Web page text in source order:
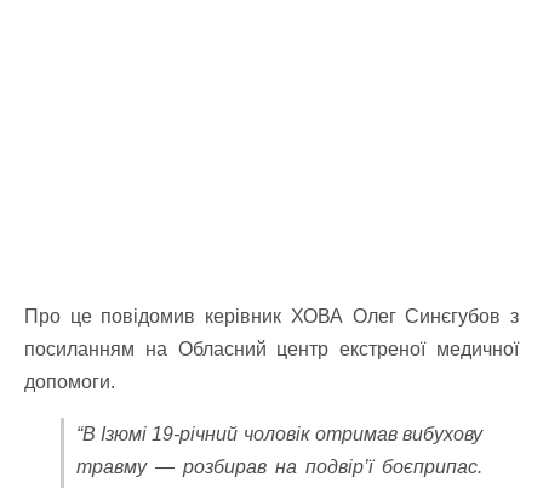
Про це повідомив керівник ХОВА Олег Синєгубов з
посиланням на Обласний центр екстреної медичної
допомоги.
“В Ізюмі 19-річний чоловік отримав вибухову
травму — розбирав на подвір’ї боєприпас.